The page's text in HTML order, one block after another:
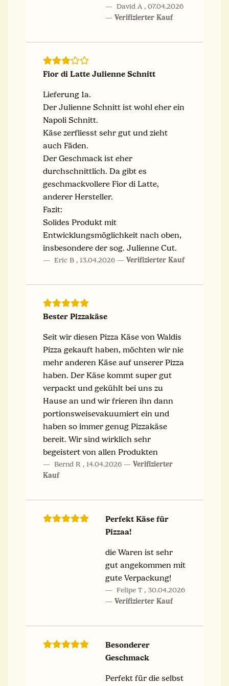
David A , 07.04.2026
Verifizierter Kauf
Fior di Latte Julienne Schnitt
Lieferung 1a.
Der Julienne Schnitt ist wohl eher ein
Napoli Schnitt.
Käse zerfliesst sehr gut und zieht
auch Fäden.
Der Geschmack ist eher
durchschnittlich. Da gibt es
geschmackvollere Fior di Latte,
anderer Hersteller.
Fazit:
Solides Produkt mit
Entwicklungsmöglichkeit nach oben,
insbesondere der sog. Julienne Cut.
Eric B , 13.04.2026 Verifizierter Kauf
Bester Pizzakäse
Seit wir diesen Pizza Käse von Waldis
Pizza gekauft haben, möchten wir nie
mehr anderen Käse auf unserer Pizza
haben. Der Käse kommt super gut
verpackt und gekühlt bei uns zu
Hause an und wir frieren ihn dann
portionsweisevakuumiert ein und
haben so immer genug Pizzakäse
bereit. Wir sind wirklich sehr
begeistert von allen Produkten
Bernd R , 14.04.2026
Verifizierter
Kauf
Perfekt Käse für
Pizzaa!
die Waren ist sehr
gut angekommen mit
gute Verpackung!
Felipe T , 30.04.2026
Verifizierter Kauf
Besonderer
Geschmack
Perfekt für die selbst